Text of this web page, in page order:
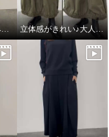
想像以上のキレイみえ♪大人のフーディワンピ 立体感がきれい♪大人のハンサムスカート